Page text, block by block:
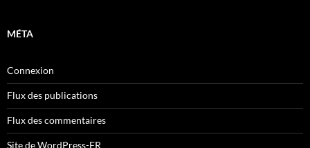
MÉTA
Connexion
Flux des publications
Flux des commentaires
Site de WordPress-FR